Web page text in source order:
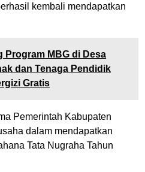
kembali mendapatkan
Program MBG di Desa
dan Tenaga Pendidik
Gratis
Pemerintah Kabupaten
dalam mendapatkan
Tata Nugraha Tahun